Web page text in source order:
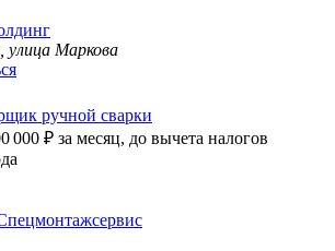
Маркова
ручной сварки
000 ₽ за месяц, до вычета налогов